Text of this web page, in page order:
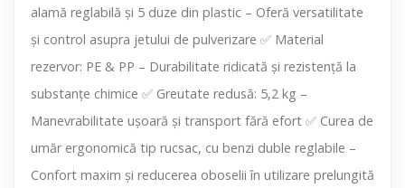
alamă reglabilă și 5 duze din plastic – Oferă versatilitate
și control asupra jetului de pulverizare ✅ Material
rezervor: PE & PP – Durabilitate ridicată și rezistență la
substanțe chimice ✅ Greutate redusă: 5,2 kg –
Manevrabilitate ușoară și transport fără efort ✅ Curea de
umăr ergonomică tip rucsac, cu benzi duble reglabile –
Confort maxim și reducerea oboselii în utilizare prelungită